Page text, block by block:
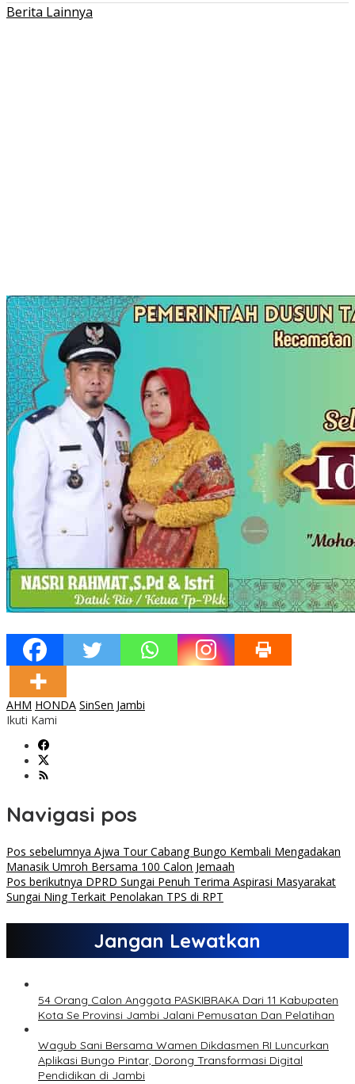
Berita Lainnya
AHM HONDA SinSen Jambi
Ikuti Kami
Navigasi pos
Pos sebelumnya Ajwa Tour Cabang Bungo Kembali Mengadakan
Manasik Umroh Bersama 100 Calon Jemaah
Pos berikutnya DPRD Sungai Penuh Terima Aspirasi Masyarakat
Sungai Ning Terkait Penolakan TPS di RPT
Jangan Lewatkan
54 Orang Calon Anggota PASKIBRAKA Dari 11 Kabupaten
Kota Se Provinsi Jambi Jalani Pemusatan Dan Pelatihan
Wagub Sani Bersama Wamen Dikdasmen RI Luncurkan
Aplikasi Bungo Pintar, Dorong Transformasi Digital
Pendidikan di Jambi